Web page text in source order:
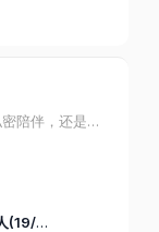
繁华边城，夜生活最为热闹。无论是私密陪伴，还是时尚夜宴，新山都是绅士们的首选。
【R&F】中国自由身按摩-《月儿》新人(19/10)